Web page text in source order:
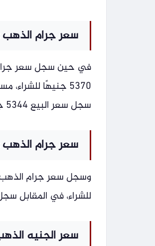
سعر جرام الذهب عيار 18 اليوم
سجل سعر البيع 5344 جنيها.
سعر جرام الذهب عيار 14 اليوم
للشراء، في المقابل سجل سعر
سعر الجنيه